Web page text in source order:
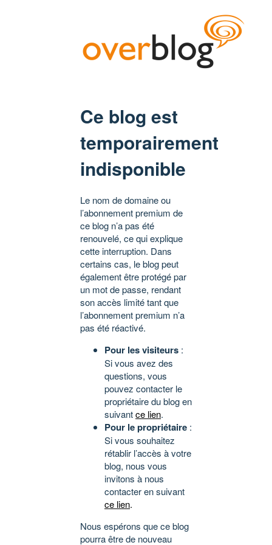
Ce blog est
temporairement
indisponible
Le nom de domaine ou
l’abonnement premium de
ce blog n’a pas été
renouvelé, ce qui explique
cette interruption. Dans
certains cas, le blog peut
également être protégé par
un mot de passe, rendant
son accès limité tant que
l’abonnement premium n’a
pas été réactivé.
Pour les visiteurs :
Si vous avez des
questions, vous
pouvez contacter le
propriétaire du blog en
suivantce lien.
Pour le propriétaire :
Si vous souhaitez
rétablir l’accès à votre
blog, nous vous
invitons à nous
contacter en suivant
ce lien.
Nous espérons que ce blog
pourra être de nouveau